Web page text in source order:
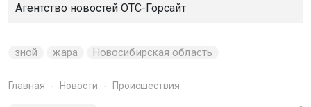
Агентство новостей ОТС-Горсайт
зной жара Новосибирская область
Главная Новости Происшествия